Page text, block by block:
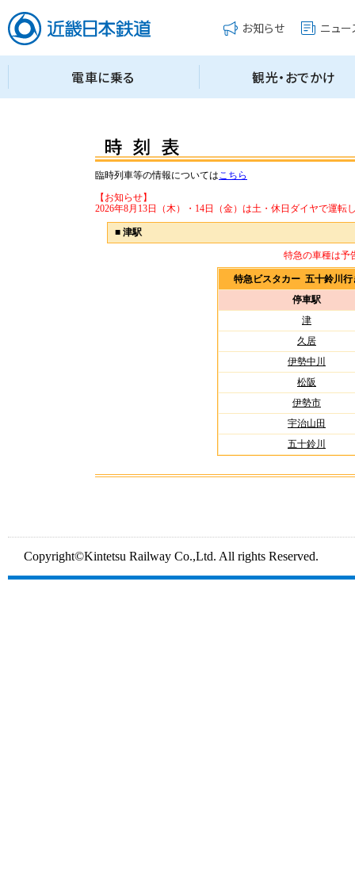
臨時列車等の情報についてはこちら
【お知らせ】
2026年8月13日（木）・14日（金）は土・休日ダイヤで運転
■ 津駅
特急の車種は予
特急ビスタカー 五十鈴川
停車駅
津
久居
伊勢中川
松阪
伊勢市
宇治山田
五十鈴川